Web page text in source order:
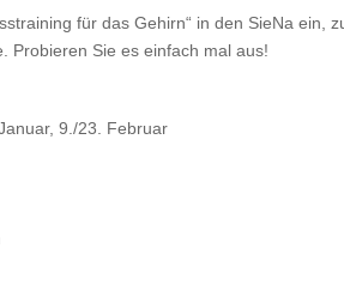
für das Gehirn“ in den SieNa ein,
Probieren Sie es einfach mal aus!
9./23. Februar